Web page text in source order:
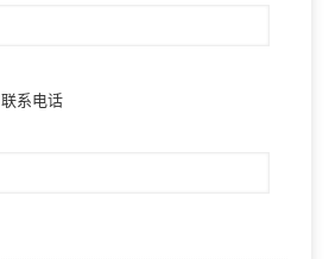
联系电话